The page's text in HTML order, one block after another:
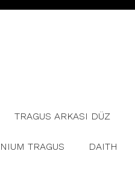
TRAGUS ARKASI DÜZ
TRAGUS DAITH